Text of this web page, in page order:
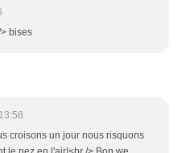
bises
croisons un jour nous risquons